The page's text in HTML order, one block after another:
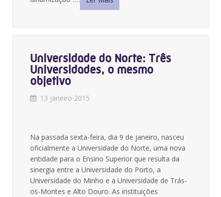
Universidade do Norte: Três
Universidades, o mesmo
objetivo
13 janeiro 2015
Na passada sexta-feira, dia 9 de janeiro, nasceu
oficialmente a Universidade do Norte, uma nova
entidade para o Ensino Superior que resulta da
sinergia entre a Universidade do Porto, a
Universidade do Minho e a Universidade de Trás-
os-Montes e Alto Douro. As instituições